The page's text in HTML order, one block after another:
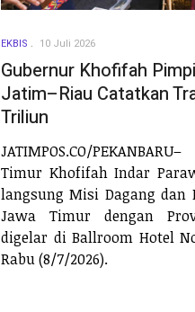
EKBIS 10 Juli 2026
Gubernur Khofifah
Jatim–Riau Catatkan
Triliun
JATIMPOS.CO/
Timur Khofifah Indar
langsung Misi Dagang dan
Jawa Timur dengan
digelar di Ballroom Hotel
Rabu (8/7/2026).